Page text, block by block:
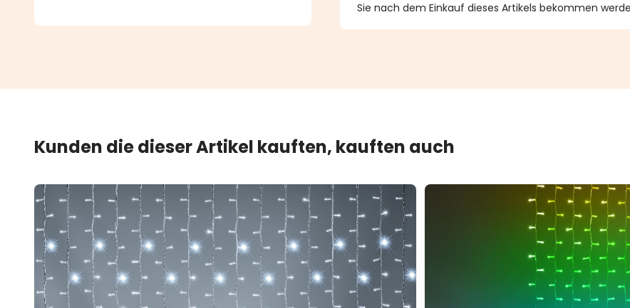
Sie nach dem Einkauf dieses Artikels bekommen
Kunden die dieser Artikel kauften, kauften auch